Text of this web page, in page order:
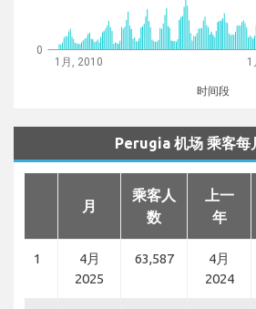
1月, 2010 1
时间段
0
Perugia 机场 乘客每
月
乘客人
数
上一
年
1
4月
2025
63,587
4月
2024